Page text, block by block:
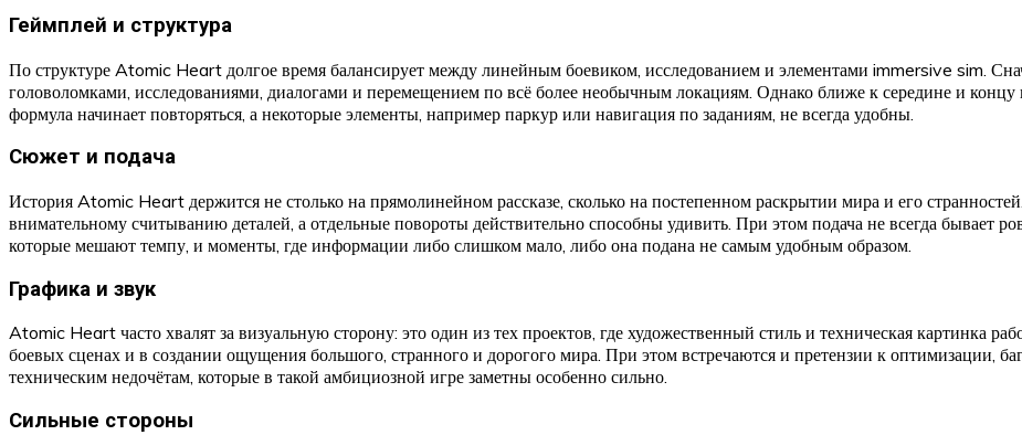
Геймплей и структура
По структуре Atomic Heart долгое время балансирует между линейным боевиком, исследованием и элементами immersive sim.
головоломками, исследованиями, диалогами и перемещением по всё более необычным локациям. Однако ближе к середине и
формула начинает повторяться, а некоторые элементы, например паркур или навигация по заданиям, не всегда удобны.
Сюжет и подача
История Atomic Heart держится не столько на прямолинейном рассказе, сколько на постепенном раскрытии мира и его
внимательному считыванию деталей, а отдельные повороты действительно способны удивить. При этом подача не всегда бывает
которые мешают темпу, и моменты, где информации либо слишком мало, либо она подана не самым удобным образом.
Графика и звук
Atomic Heart часто хвалят за визуальную сторону: это один из тех проектов, где художественный стиль и техническая картинка
боевых сценах и в создании ощущения большого, странного и дорогого мира. При этом встречаются и претензии к оптимизации,
техническим недочётам, которые в такой амбициозной игре заметны особенно сильно.
Сильные стороны